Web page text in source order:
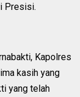
Presisi.
Kapolres
kasih yang
yang telah